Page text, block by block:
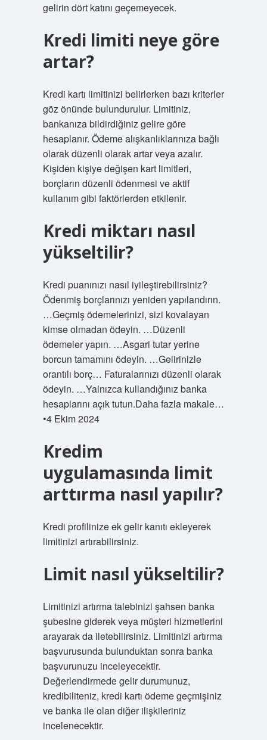
gelirin dört katını geçemeyecek.
Kredi limiti neye göre
artar?
Kredi kartı limitinizi belirlerken bazı kriterler
göz önünde bulundurulur. Limitiniz,
bankanıza bildirdiğiniz gelire göre
hesaplanır. Ödeme alışkanlıklarınıza bağlı
olarak düzenli olarak artar veya azalır.
Kişiden kişiye değişen kart limitleri,
borçların düzenli ödenmesi ve aktif
kullanım gibi faktörlerden etkilenir.
Kredi miktarı nasıl
yükseltilir?
Kredi puanınızı nasıl iyileştirebilirsiniz?
Ödenmiş borçlarınızı yeniden yapılandırın.
…Geçmiş ödemelerinizi, sizi kovalayan
kimse olmadan ödeyin. …Düzenli
ödemeler yapın. …Asgari tutar yerine
borcun tamamını ödeyin. …Gelirinizle
orantılı borç… Faturalarınızı düzenli olarak
ödeyin. …Yalnızca kullandığınız banka
hesaplarını açık tutun.Daha fazla makale…
•4 Ekim 2024
Kredim
uygulamasında limit
arttırma nasıl yapılır?
Kredi profilinize ek gelir kanıtı ekleyerek
limitinizi artırabilirsiniz.
Limit nasıl yükseltilir?
Limitinizi artırma talebinizi şahsen banka
şubesine giderek veya müşteri hizmetlerini
arayarak da iletebilirsiniz. Limitinizi artırma
başvurusunda bulunduktan sonra banka
başvurunuzu inceleyecektir.
Değerlendirmede gelir durumunuz,
kredibiliteniz, kredi kartı ödeme geçmişiniz
ve banka ile olan diğer ilişkileriniz
incelenecektir.